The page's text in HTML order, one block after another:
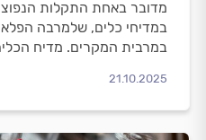
מדובר באחת התקלות
במדיחי כלים, שלמרבה
במרבית המקרים. מדיח
21.10.2025